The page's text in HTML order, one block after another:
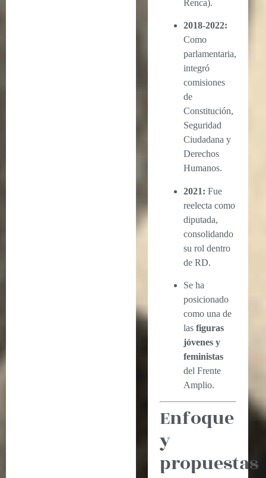
Renca).
2018-2022:
Como
parlamentaria,
integró
comisiones
de
Constitución,
Seguridad
Ciudadana y
Derechos
Humanos.
2021: Fue
reelecta como
diputada,
consolidando
su rol dentro
de RD.
Se ha
posicionado
como una de
lasfiguras
jóvenes y
feministas
del Frente
Amplio.
Enfoque
y
propuestas